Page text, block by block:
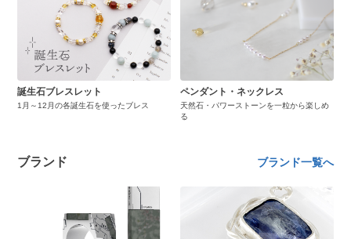
誕生石ブレスレット
1月～12月の各誕生石を使ったブレス
ペンダント・ネックレス
天然石・パワーストーンを一粒から楽しめ
る
ブランド ブランド一覧へ